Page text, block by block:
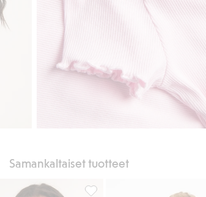
Samankaltaiset tuotteet